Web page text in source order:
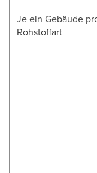
Je ein Gebäude
Rohstoffart